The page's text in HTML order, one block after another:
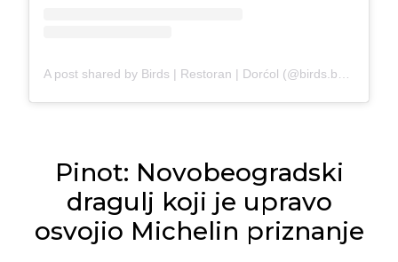
Pinot: Novobeogradski
dragulj koji je upravo
osvojio Michelin priznanje